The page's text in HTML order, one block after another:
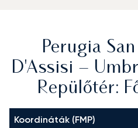
Perugia
D'Assisi –
Repülőtér:
Koordináták (FMP)